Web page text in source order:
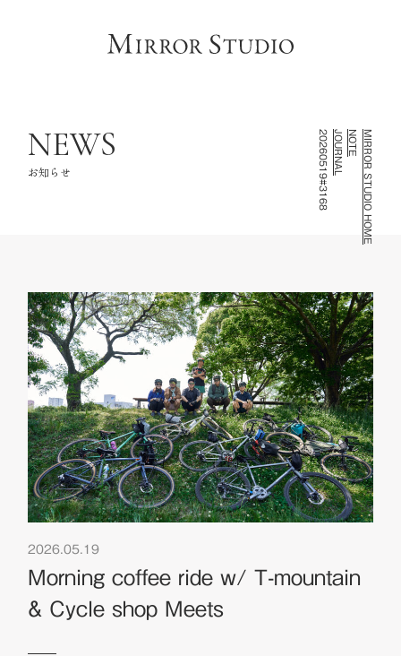
GALLERY
NOTE お知らせ・記録
CONTACT
NEWS
お知らせ MIRROR STUDIO HOME
NOTE
JOURNAL
20260519#3168
2026.05.19
Morning coffee ride w/ T-mountain
& Cycle shop Meets